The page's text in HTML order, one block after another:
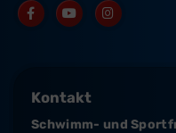
Kontakt
Schwimm- und